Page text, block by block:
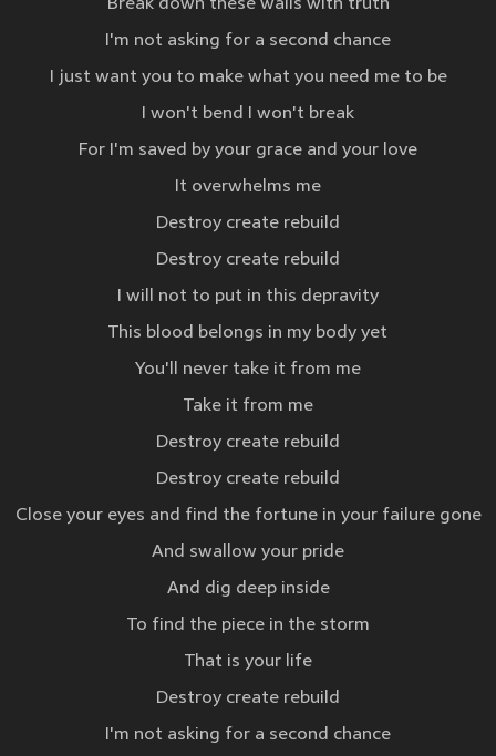
Break down these walls with truth
I'm not asking for a second chance
I just want you to make what you need me to be
I won't bend I won't break
For I'm saved by your grace and your love
It overwhelms me
Destroy create rebuild
Destroy create rebuild
I will not to put in this depravity
This blood belongs in my body yet
You'll never take it from me
Take it from me
Destroy create rebuild
Destroy create rebuild
Close your eyes and find the fortune in your failure gone
And swallow your pride
And dig deep inside
To find the piece in the storm
That is your life
Destroy create rebuild
I'm not asking for a second chance